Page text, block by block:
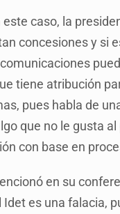
caso, la
concesiones y si
tiene atribución
pues habla de
que no le gusta
con base en
en su
es una falacia,